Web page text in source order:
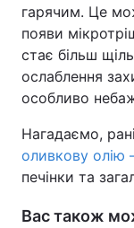
гарячим. Це
появи
стає більш
ослаблення
особливо
Нагадаємо,
оливкову олію
печінки та
Вас також